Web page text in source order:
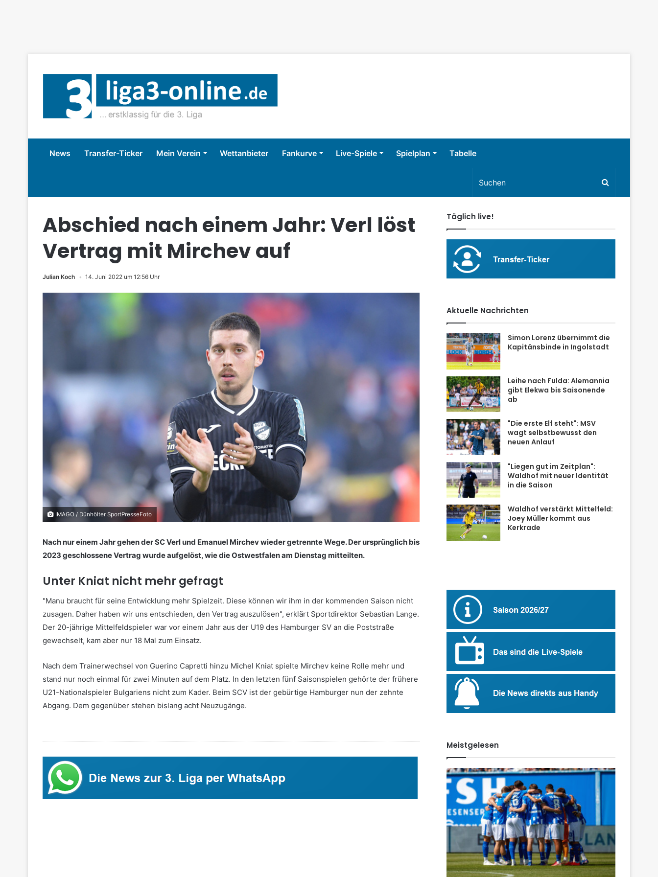
News Transfer-Ticker Mein Verein Wettanbieter Fankurve Live-Spiele Spielplan Tabelle
Abschied nach einem Jahr: Verl löst
Vertrag mit Mirchev auf
Julian Koch 14. Juni 2022 um 12:56 Uhr
IMAGO / Dünhölter SportPresseFoto
Nach nur einem Jahr gehen der SC Verl und Emanuel Mirchev wieder getrennte Wege. Der ursprünglich bis
2023 geschlossene Vertrag wurde aufgelöst, wie die Ostwestfalen am Dienstag mitteilten.
Unter Kniat nicht mehr gefragt
"Manu braucht für seine Entwicklung mehr Spielzeit. Diese können wir ihm in der kommenden Saison nicht
zusagen. Daher haben wir uns entschieden, den Vertrag auszulösen", erklärt Sportdirektor Sebastian Lange.
Der 20-jährige Mittelfeldspieler war vor einem Jahr aus der U19 des Hamburger SV an die Poststraße
gewechselt, kam aber nur 18 Mal zum Einsatz.
Nach dem Trainerwechsel von Guerino Capretti hinzu Michel Kniat spielte Mirchev keine Rolle mehr und
stand nur noch einmal für zwei Minuten auf dem Platz. In den letzten fünf Saisonspielen gehörte der frühere
U21-Nationalspieler Bulgariens nicht zum Kader. Beim SCV ist der gebürtige Hamburger nun der zehnte
Abgang. Dem gegenüber stehen bislang acht Neuzugänge.
Täglich live!
Aktuelle Nachrichten
Simon Lorenz übernimmt die
Kapitänsbinde in Ingolstadt
Leihe nach Fulda: Alemannia
gibt Elekwa bis Saisonende
ab
"Die erste Elf steht": MSV
wagt selbstbewusst den
neuen Anlauf
"Liegen gut im Zeitplan":
Waldhof mit neuer Identität
in die Saison
Waldhof verstärkt Mittelfeld:
Joey Müller kommt aus
Kerkrade
Meistgelesen